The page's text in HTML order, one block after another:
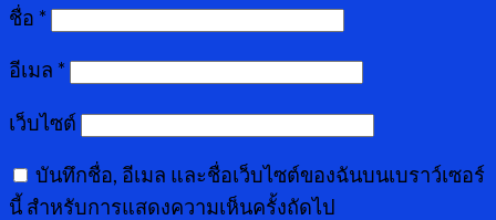
ชื่อ *
อีเมล *
เว็บไซต์
บันทึกชื่อ, อีเมล และชื่อเว็บไซต์ของฉันบนเบราว์เซอร์
นี้ สำหรับการแสดงความเห็นครั้งถัดไป